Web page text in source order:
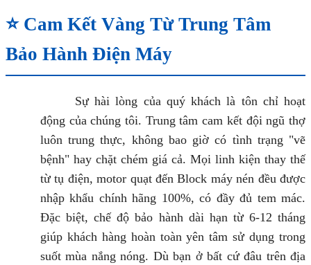
⭐ Cam Kết Vàng Từ Trung Tâm
Bảo Hành Điện Máy
Sự hài lòng của quý khách là tôn chỉ hoạt
động của chúng tôi. Trung tâm cam kết đội ngũ thợ
luôn trung thực, không bao giờ có tình trạng "vẽ
bệnh" hay chặt chém giá cả. Mọi linh kiện thay thế
từ tụ điện, motor quạt đến Block máy nén đều được
nhập khẩu chính hãng 100%, có đầy đủ tem mác.
Đặc biệt, chế độ bảo hành dài hạn từ 6-12 tháng
giúp khách hàng hoàn toàn yên tâm sử dụng trong
suốt mùa nắng nóng. Dù bạn ở bất cứ đâu trên địa